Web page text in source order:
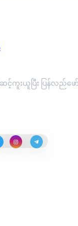
းယူပြီး ပြန်လည်ဖော်ပ